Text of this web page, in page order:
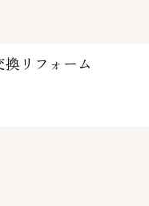
リフォーム